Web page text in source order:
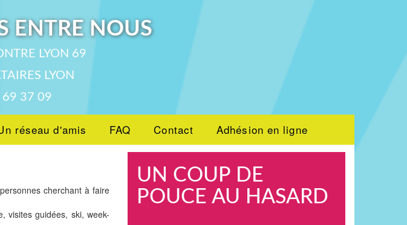
ENTRE NOUS
LYON 69
LYON
37 09
réseau d'amis FAQ Contact Adhésion en ligne
cherchant à faire
visites guidées, ski, week-
UN COUP DE
POUCE AU HASARD